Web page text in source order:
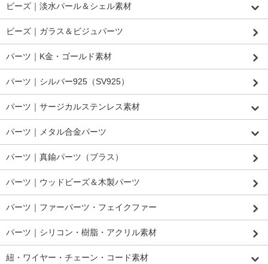
ビーズ｜淡水パール＆シェル素材
ビーズ｜ガラス＆ビジュパーツ
パーツ｜K金・ゴールド素材
パーツ｜シルバー925（SV925）
パーツ｜サージカルステンレス素材
パーツ｜メタル合金パーツ
パーツ｜真鍮パーツ（ブラス）
パーツ｜ウッドビーズ＆木製パーツ
パーツ｜ファーパーツ・フェイクファー
パーツ｜シリコン・樹脂・アクリル素材
紐・ワイヤー・チェーン・コード素材